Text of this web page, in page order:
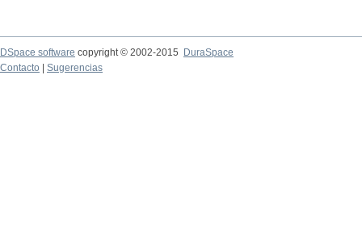
DSpace software copyright © 2002-2015
DuraSpace
Contacto
Sugerencias